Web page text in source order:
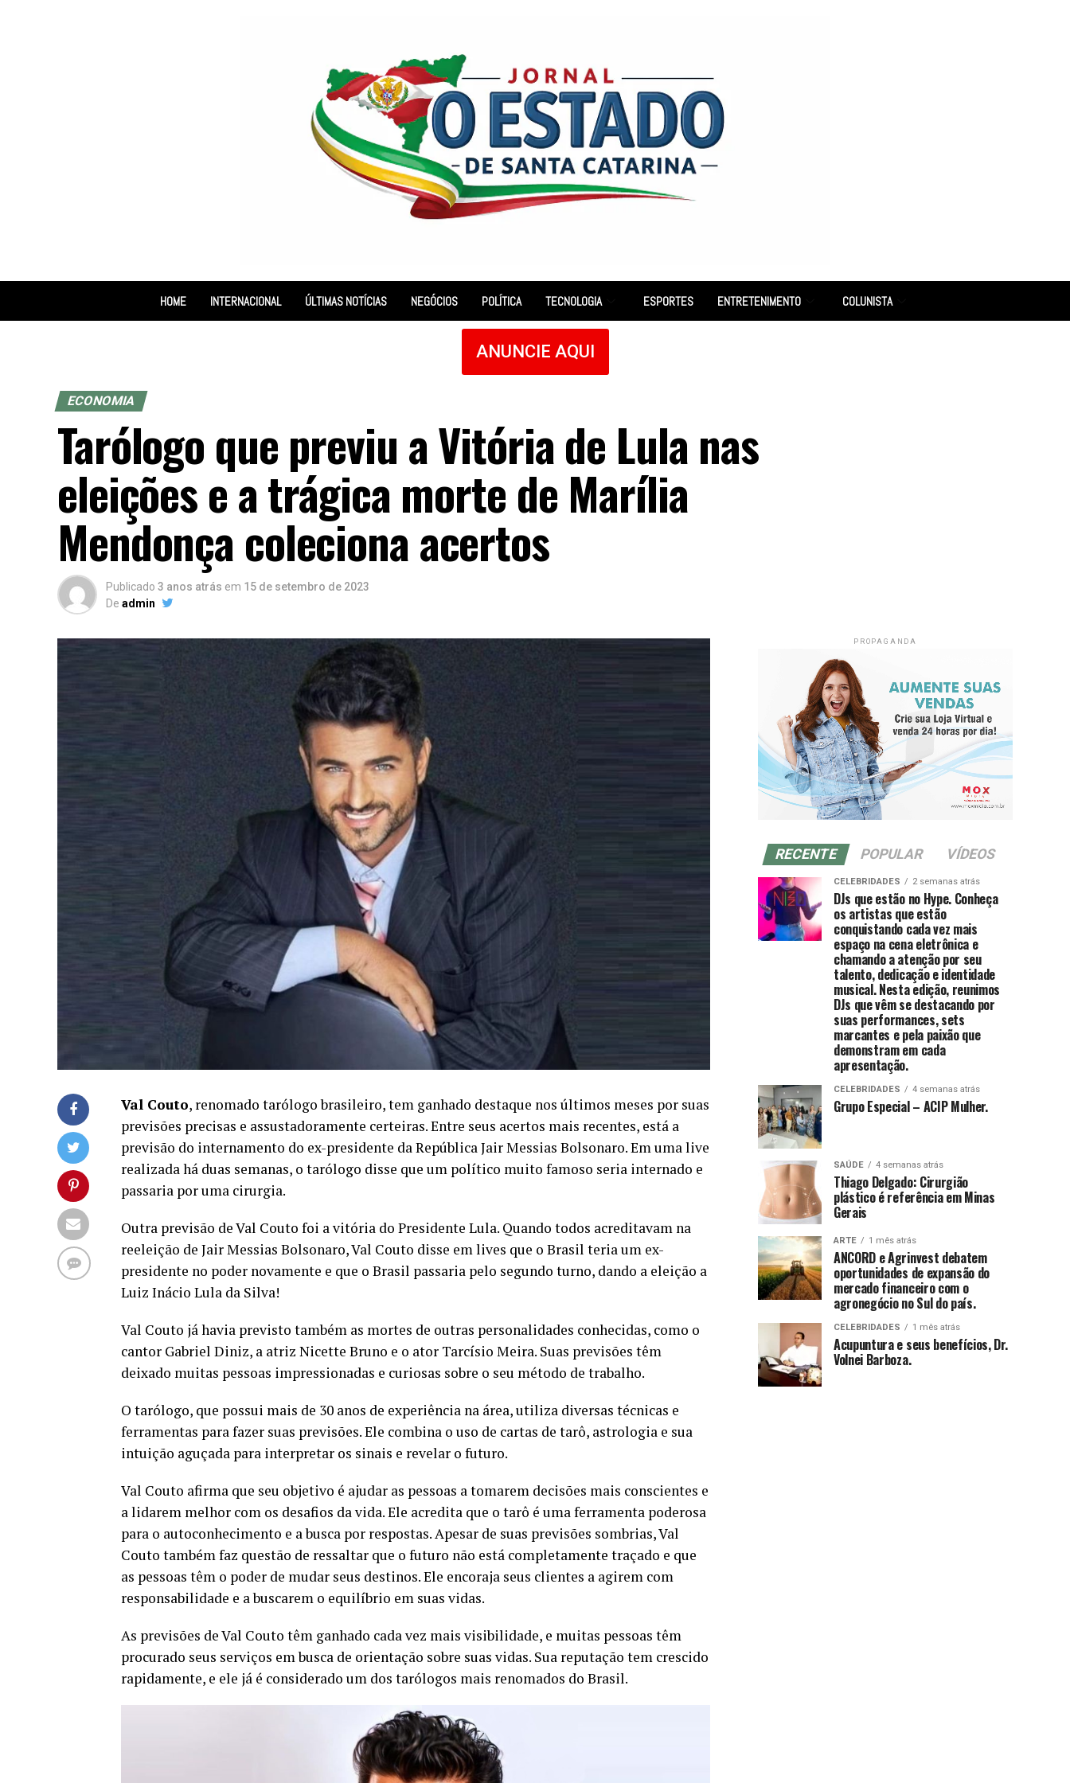
HOME INTERNACIONAL ÚLTIMAS NOTÍCIAS NEGÓCIOS POLÍTICA TECNOLOGIA ESPORTES ENTRETENIMENTO COLUNISTA
ANUNCIE AQUI
ECONOMIA
Tarólogo que previu a Vitória de Lula nas
eleições e a trágica morte de Marília
Mendonça coleciona acertos
Publicado 3 anos atrás em 15 de setembro de 2023
De admin
Val Couto, renomado tarólogo brasileiro, tem ganhado destaque nos últimos meses por suas
previsões precisas e assustadoramente certeiras. Entre seus acertos mais recentes, está a
previsão do internamento do ex-presidente da República Jair Messias Bolsonaro. Em uma live
realizada há duas semanas, o tarólogo disse que um político muito famoso seria internado e
passaria por uma cirurgia.
Outra previsão de Val Couto foi a vitória do Presidente Lula. Quando todos acreditavam na
reeleição de Jair Messias Bolsonaro, Val Couto disse em lives que o Brasil teria um ex-
presidente no poder novamente e que o Brasil passaria pelo segundo turno, dando a eleição a
Luiz Inácio Lula da Silva!
Val Couto já havia previsto também as mortes de outras personalidades conhecidas, como o
cantor Gabriel Diniz, a atriz Nicette Bruno e o ator Tarcísio Meira. Suas previsões têm
deixado muitas pessoas impressionadas e curiosas sobre o seu método de trabalho.
O tarólogo, que possui mais de 30 anos de experiência na área, utiliza diversas técnicas e
ferramentas para fazer suas previsões. Ele combina o uso de cartas de tarô, astrologia e sua
intuição aguçada para interpretar os sinais e revelar o futuro.
Val Couto afirma que seu objetivo é ajudar as pessoas a tomarem decisões mais conscientes e
a lidarem melhor com os desafios da vida. Ele acredita que o tarô é uma ferramenta poderosa
para o autoconhecimento e a busca por respostas. Apesar de suas previsões sombrias, Val
Couto também faz questão de ressaltar que o futuro não está completamente traçado e que
as pessoas têm o poder de mudar seus destinos. Ele encoraja seus clientes a agirem com
responsabilidade e a buscarem o equilíbrio em suas vidas.
As previsões de Val Couto têm ganhado cada vez mais visibilidade, e muitas pessoas têm
procurado seus serviços em busca de orientação sobre suas vidas. Sua reputação tem crescido
rapidamente, e ele já é considerado um dos tarólogos mais renomados do Brasil.
PROPAGANDA
RECENTE POPULAR VÍDEOS
CELEBRIDADES 2 semanas atrás
DJs que estão no Hype. Conheça
os artistas que estão
conquistando cada vez mais
espaço na cena eletrônica e
chamando a atenção por seu
talento, dedicação e identidade
musical. Nesta edição, reunimos
DJs que vêm se destacando por
suas performances, sets
marcantes e pela paixão que
demonstram em cada
apresentação.
CELEBRIDADES 4 semanas atrás
Grupo Especial – ACIP Mulher.
SAÚDE 4 semanas atrás
Thiago Delgado: Cirurgião
plástico é referência em Minas
Gerais
ARTE 1 mês atrás
ANCORD e Agrinvest debatem
oportunidades de expansão do
mercado financeiro com o
agronegócio no Sul do país.
CELEBRIDADES 1 mês atrás
Acupuntura e seus benefícios, Dr.
Volnei Barboza.